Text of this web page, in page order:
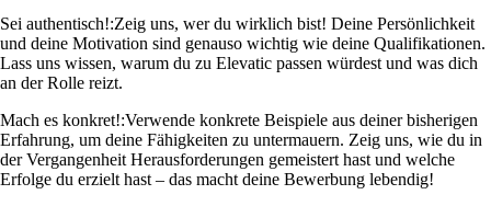
Sei authentisch!:Zeig uns, wer du wirklich bist! Deine Persönlichkeit
und deine Motivation sind genauso wichtig wie deine Qualifikationen.
Lass uns wissen, warum du zu Elevatic passen würdest und was dich
an der Rolle reizt.
Mach es konkret!:Verwende konkrete Beispiele aus deiner bisherigen
Erfahrung, um deine Fähigkeiten zu untermauern. Zeig uns, wie du in
der Vergangenheit Herausforderungen gemeistert hast und welche
Erfolge du erzielt hast – das macht deine Bewerbung lebendig!